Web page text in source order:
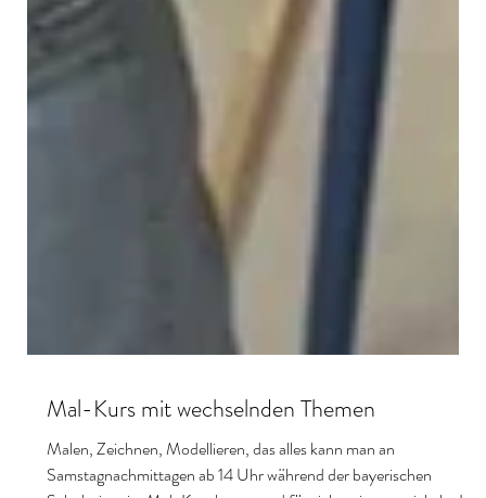
Mal-Kurs mit wechselnden Themen